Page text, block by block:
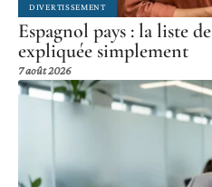
DIVERTISSEMENT
Espagnol pays : la liste
expliquée simplement
7 août 2026